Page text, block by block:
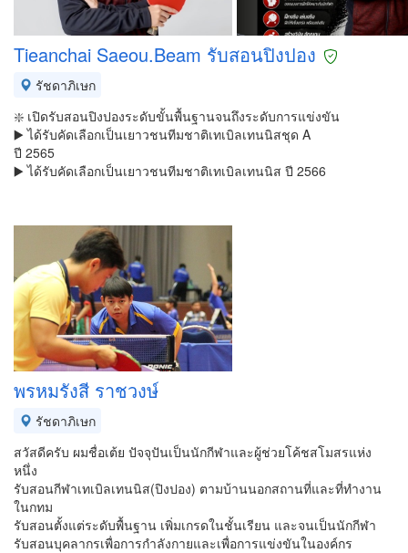
Tieanchai Saeou.Beam รับสอนปิงปอง
รัชดาภิเษก
❇️ เปิดรับสอนปิงปองระดับขั้นพื้นฐานจนถึงระดับการแข่งขัน
▶️ ได้รับคัดเลือกเป็นเยาวชนทีมชาติเทเบิลเทนนิสชุด A
ปี 2565
▶️ ได้รับคัดเลือกเป็นเยาวชนทีมชาติเทเบิลเทนนิส ปี 2566
พรหมรังสี ราชวงษ์
รัชดาภิเษก
สวัสดีครับ ผมชื่อเต้ย ปัจจุปันเป็นนักกีฬาและผู้ช่วยโค้ชสโมสรแห่ง
หนึ่ง
รับสอนกีฬาเทเบิลเทนนิส(ปิงปอง) ตามบ้านนอกสถานที่และที่ทำงาน
ในกทม
รับสอนตั้งแต่ระดับพื้นฐาน เพิ่มเกรดในชั้นเรียน และจนเป็นนักกีฬา
รับสอนบุคลากรเพื่อการกำลังกายและเพื่อการแข่งขันในองค์กร